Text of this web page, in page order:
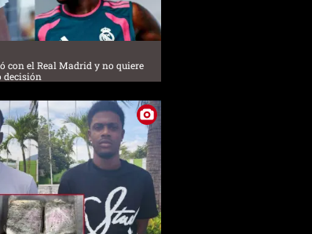
con el Real Madrid y no quiere
decisión